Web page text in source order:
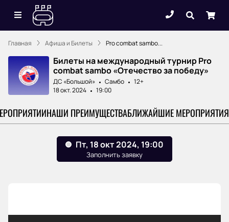
Главная Афиша и Билеты Pro combat sambo...
Билеты на международный турнир Pro
combat sambo «Отечество за победу»
ДС «Большой» Самбо
12+
18 окт. 2024
19:00
НАШИ ПРЕИМУЩЕСТВАБЛИЖАЙШИЕ МЕРОПРИЯТИЯ